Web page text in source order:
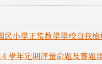
民小學正常教學學校自我檢
學年定期評量命題及審題